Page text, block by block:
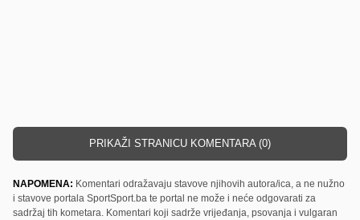
PRIKAŽI STRANICU KOMENTARA (0)
NAPOMENA: Komentari odražavaju stavove njihovih autora/ica, a ne nužno
i stavove portala SportSport.ba te portal ne može i neće odgovarati za
sadržaj tih kometara. Komentari koji sadrže vrijeđanja, psovanja i vulgaran